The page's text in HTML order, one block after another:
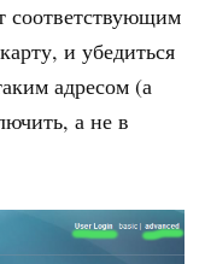
соответствующим
и убедиться
адресом (а
а не в